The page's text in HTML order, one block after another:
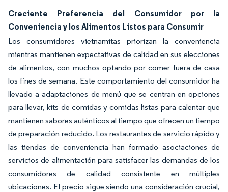
Creciente Preferencia del Consumidor por la
Conveniencia y los Alimentos Listos para Consumir
Los consumidores vietnamitas priorizan la conveniencia
mientras mantienen expectativas de calidad en sus elecciones
de alimentos, con muchos optando por comer fuera de casa
los fines de semana. Este comportamiento del consumidor ha
llevado a adaptaciones de menú que se centran en opciones
para llevar, kits de comidas y comidas listas para calentar que
mantienen sabores auténticos al tiempo que ofrecen un tiempo
de preparación reducido. Los restaurantes de servicio rápido y
las tiendas de conveniencia han formado asociaciones de
servicios de alimentación para satisfacer las demandas de los
consumidores de calidad consistente en múltiples
ubicaciones. El precio sigue siendo una consideración crucial,